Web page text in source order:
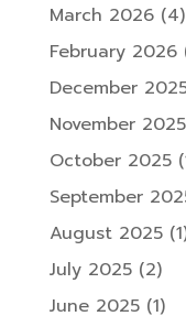
March 2026(4)
February 2026
December
November 2025
October 2025
September
August 2025
July 2025(2)
June 2025(1)